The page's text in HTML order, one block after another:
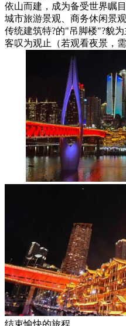
依山而建，成为备受世界瞩
城市旅游景观、商务休闲景
传统建筑特?的"吊脚楼"?貌
客叹为观止（若观看夜景，
结束愉快的旅程......